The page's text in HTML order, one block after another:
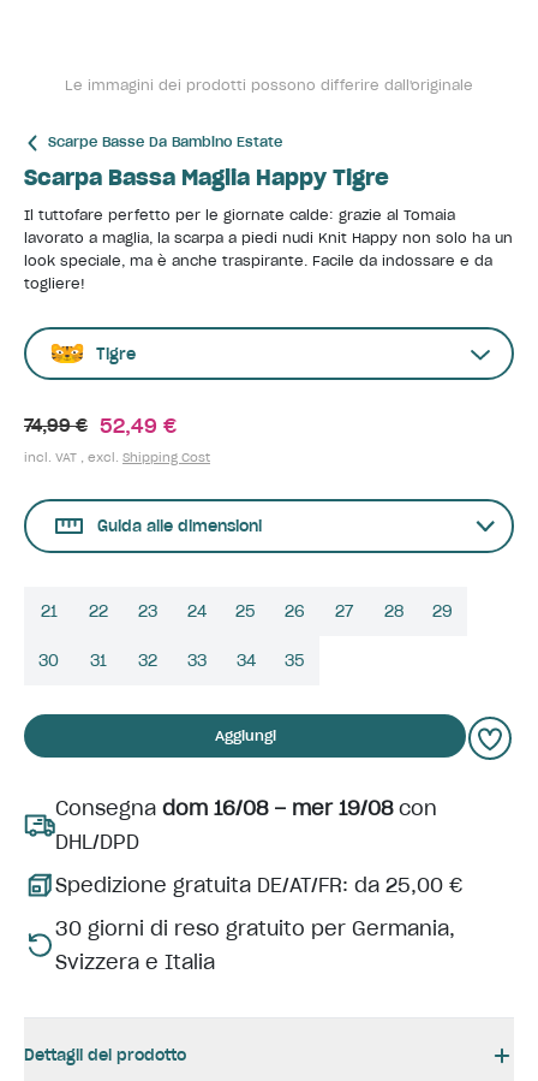
Le immagini dei prodotti possono differire dall'originale
Scarpe Basse Da Bambino Estate
Scarpa Bassa Maglia Happy Tigre
Il tuttofare perfetto per le giornate calde: grazie al Tomaia
lavorato a maglia, la scarpa a piedi nudi Knit Happy non solo ha un
look speciale, ma è anche traspirante. Facile da indossare e da
togliere!
Tigre
74,99 € 52,49 €
incl. VAT , excl. Shipping Cost
Guida alle dimensioni
21 22 23 24 25 26 27 28 29
30 31 32 33 34 35
Aggiungi
Consegna dom 16/08 – mer 19/08con
DHL/DPD
Spedizione gratuita DE/AT/FR: da 25,00 €
30 giorni di reso gratuito per Germania,
Svizzera e Italia
Dettagli del prodotto